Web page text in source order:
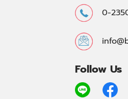
0-
Follow Us